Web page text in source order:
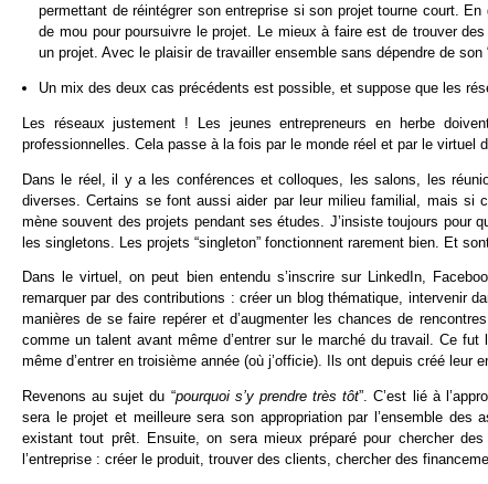
permettant de réintégrer son entreprise si son projet tourne court.
de mou pour poursuivre le projet. Le mieux à faire est de trouver
un projet. Avec le plaisir de travailler ensemble sans dépendre de son
Un mix des deux cas précédents est possible, et suppose que les
Les réseaux justement ! Les jeunes entrepreneurs en herbe
professionnelles. Cela passe à la fois par le monde réel et par le virtuel
Dans le réel, il y a les conférences et colloques, les salons, les
diverses. Certains se font aussi aider par leur milieu familial, mais si
mène souvent des projets pendant ses études. J’insiste toujours pour
les singletons. Les projets “singleton” fonctionnent rarement bien. Et
Dans le virtuel, on peut bien entendu s’inscrire sur LinkedIn,
remarquer par des contributions : créer un blog thématique, intervenir
manières de se faire repérer et d’augmenter les chances de
comme un talent avant même d’entrer sur le marché du travail. Ce
même d’entrer en troisième année (où j’officie). Ils ont depuis créé
Revenons au sujet du “pourquoi s’y prendre très tôt”. C’est lié à
sera le projet et meilleure sera son appropriation par l’ensemble
existant tout prêt. Ensuite, on sera mieux préparé pour chercher
l’entreprise : créer le produit, trouver des clients, chercher des